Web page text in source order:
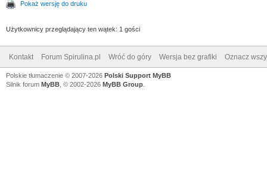
Pokaż wersję do druku
Użytkownicy przeglądający ten wątek: 1 gości
Kontakt Forum Spirulina.pl Wróć do góry Wersja bez grafiki Oznacz
Polskie tłumaczenie © 2007-2026 Polski Support MyBB
Silnik forum MyBB , © 2002-2026 MyBB Group